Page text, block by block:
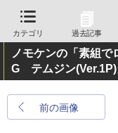
カテゴリ 過去記事
ノモケンの「素組
G テムジン(Ver.1P)
前の画像